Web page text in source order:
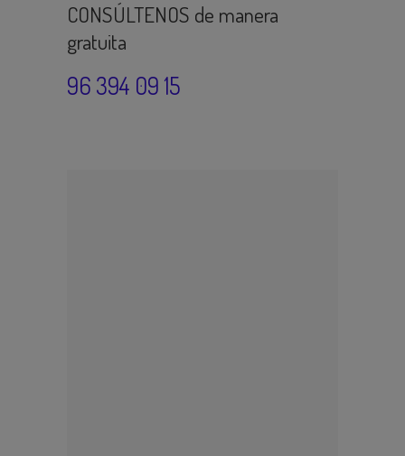
CONSÚLTENOS de manera
gratuita
96 394 09 15